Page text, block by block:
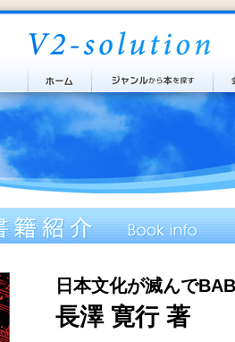
日本文化が滅んで
長澤 寛行 著